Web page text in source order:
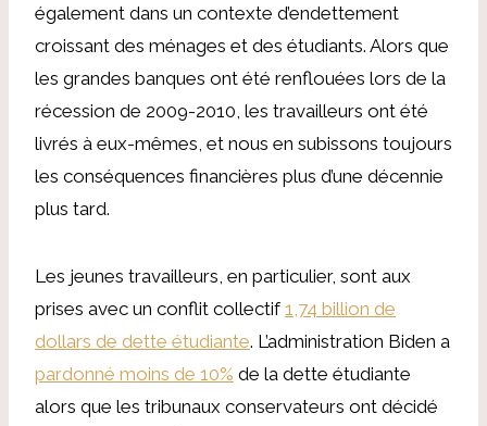
également dans un contexte d’endettement
croissant des ménages et des étudiants. Alors que
les grandes banques ont été renflouées lors de la
récession de 2009-2010, les travailleurs ont été
livrés à eux-mêmes, et nous en subissons toujours
les conséquences financières plus d’une décennie
plus tard.
Les jeunes travailleurs, en particulier, sont aux
prises avec un conflit collectif1,74 billion de
dollars de dette étudiante. L’administration Biden a
pardonné moins de 10% de la dette étudiante
alors que les tribunaux conservateurs ont décidé